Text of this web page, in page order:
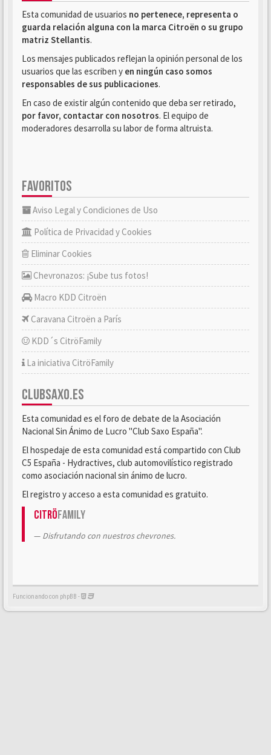
Esta comunidad de usuarios no pertenece, representa o
guarda relación alguna con la marca Citroën o su grupo
matriz Stellantis.
Los mensajes publicados reflejan la opinión personal de los
usuarios que las escriben y en ningún caso somos
responsables de sus publicaciones.
En caso de existir algún contenido que deba ser retirado,
por favor, contactar con nosotros. El equipo de
moderadores desarrolla su labor de forma altruista.
FAVORITOS
Aviso Legal y Condiciones de Uso
Política de Privacidad y Cookies
Eliminar Cookies
Chevronazos: ¡Sube tus fotos!
Macro KDD Citroën
Caravana Citroën a París
KDD´s CitröFamily
La iniciativa CitröFamily
CLUBSAXO.ES
Esta comunidad es el foro de debate de la Asociación
Nacional Sin Ánimo de Lucro "Club Saxo España".
El hospedaje de esta comunidad está compartido con Club
C5 España - Hydractives, club automovilístico registrado
como asociación nacional sin ánimo de lucro.
El registro y acceso a esta comunidad es gratuito.
CitröFamily
Disfrutando con nuestros chevrones.
Funcionando con phpBB -